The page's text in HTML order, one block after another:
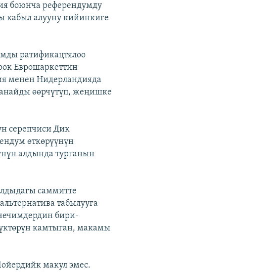
боюнча референдумду
кабыл алууну кийинкиге
ратификацтялоо
Еврошаркеттин
менен Нидерландияда
өөрчүтүп, жеңишке
серепчиси Дик
өткөрүүнүн
алдында турганын
саммитте
табылууга
бири-
камтыган, макамы
макул эмес.